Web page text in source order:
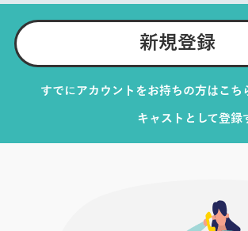
新規登録
すでにアカウントをお持ちの方はこち
キャストとして登録